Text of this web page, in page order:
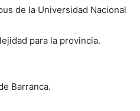
de la Universidad Nacional
para la provincia.
Barranca.